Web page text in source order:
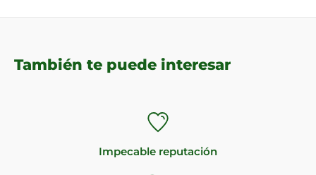
También te puede interesar
Impecable reputación